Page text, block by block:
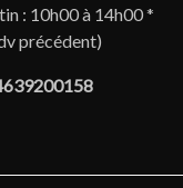
: 10h00 à 14h00 *
précédent)